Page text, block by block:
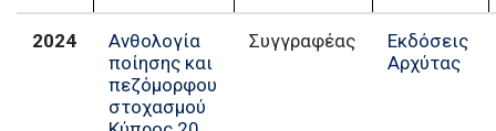
2024
Ανθολογία
ποίησης και
πεζόμορφου
στοχασμού
Εκδόσεις
Αρχύτας